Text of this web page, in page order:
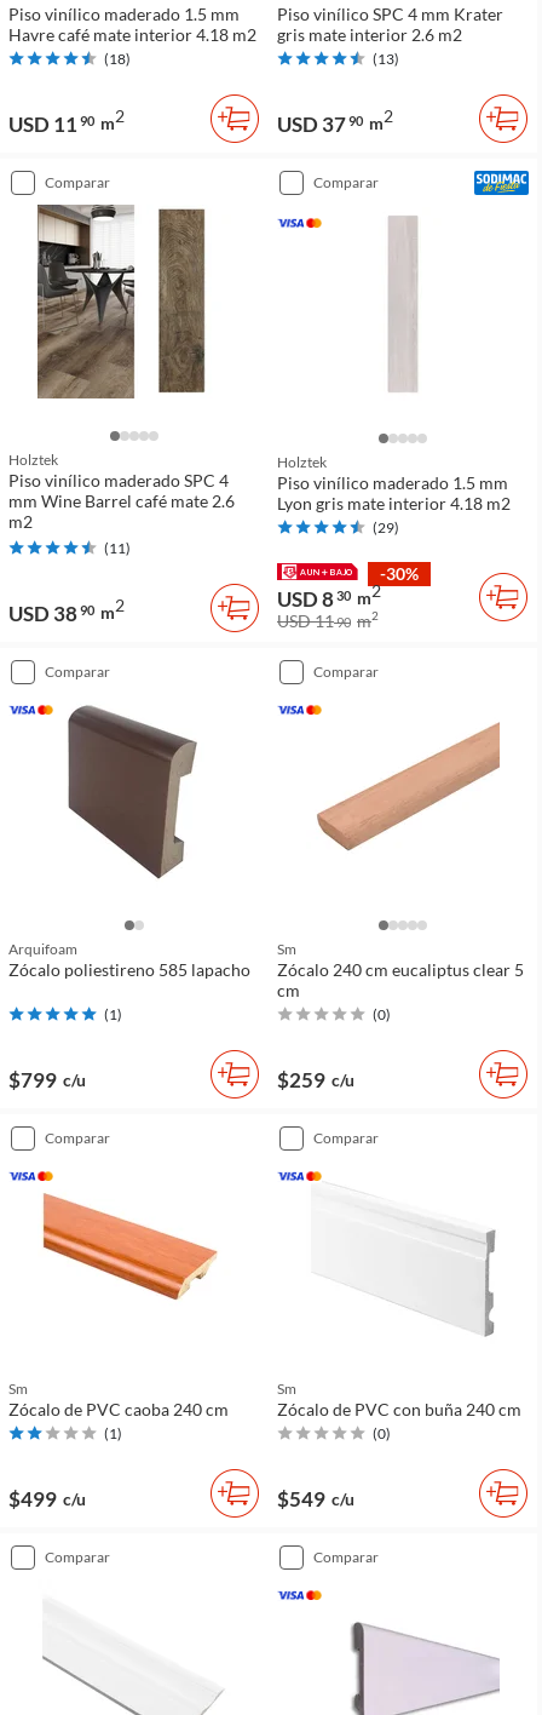
Piso vinílico maderado 1.5 mm
Havre café mate interior 4.18 m2
(18)
USD 11 90 m2
Piso vinílico SPC 4 mm Krater
gris mate interior 2.6 m2
(13)
USD 3790 m2
comparar
Holztek
Piso vinílico maderado SPC 4
mm Wine Barrel café mate 2.6
m2
(11)
USD 3890 m2
comparar
Holztek
Piso vinílico maderado 1.5 mm
Lyon gris mate interior 4.18 m2
(29)
-30%
USD 830 m2
USD 1190 m2
comparar
Arquifoam
Zócalo poliestireno 585 lapacho
(1)
$799 c/u
comparar
Sm
Zócalo 240 cm eucaliptus clear 5
cm
(0)
$259 c/u
comparar
Sm
Zócalo de PVC caoba 240 cm
(1)
$499 c/u
comparar
Sm
Zócalo de PVC con buña 240 cm
(0)
$549 c/u
comparar comparar